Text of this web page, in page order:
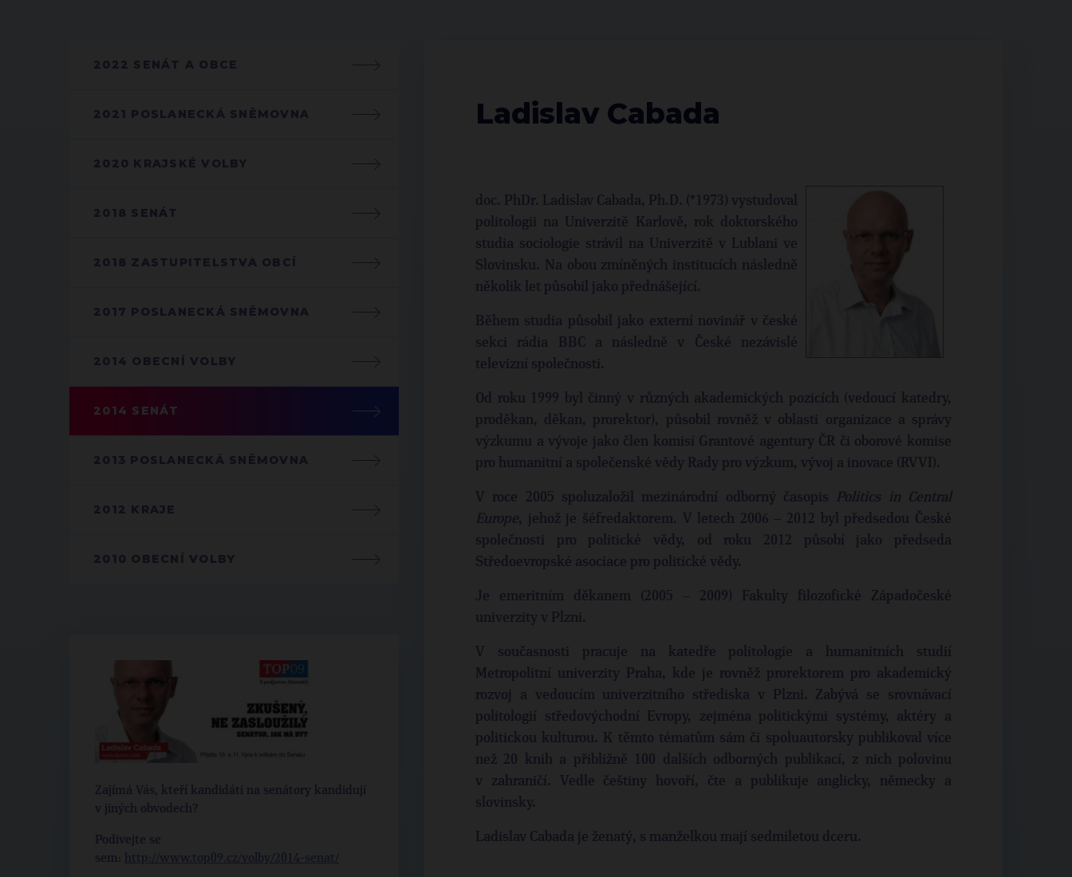
2022 SENÁT A OBCE
2021 POSLANECKÁ SNĚMOVNA
2020 KRAJSKÉ VOLBY
2018 SENÁT
2018 ZASTUPITELSTVA OBCÍ
2017 POSLANECKÁ SNĚMOVNA
2014 OBECNÍ VOLBY
2014 SENÁT
2013 POSLANECKÁ SNĚMOVNA
2012 KRAJE
2010 OBECNÍ VOLBY
Zajímá Vás, kteří kandidáti na senátory kandidují
v jiných obvodech?
Podivejte se
sem:
Ladislav Cabada
doc. PhDr. Ladislav Cabada, Ph.D. (*1973) vystudoval
politologii na Univerzitě Karlově, rok doktorského
studia sociologie strávil na Univerzitě v Lublani ve
Slovinsku. Na obou zmíněných institucích následně
několik let působil jako přednášející.
Během studia působil jako externí novinář v české
sekci rádia BBC a následně v České nezávislé
televizní společnosti.
Od roku 1999 byl činný v různých akademických pozicích (vedoucí katedry,
proděkan, děkan, prorektor), působil rovněž v oblasti organizace a správy
výzkumu a vývoje jako člen komisí Grantové agentury ČR či oborové komise
pro humanitní a společenské vědy Rady pro výzkum, vývoj a inovace (RVVI).
V roce 2005 spoluzaložil mezinárodní odborný časopis Politics in Central
Europe, jehož je šéfredaktorem. V letech 2006 – 2012 byl předsedou České
společnosti pro politické vědy, od roku 2012 působí jako předseda
Středoevropské asociace pro politické vědy.
Je emeritním děkanem (2005 – 2009) Fakulty filozofické Západočeské
univerzity v Plzni.
V současnosti pracuje na katedře politologie a humanitních studií
Metropolitní univerzity Praha, kde je rovněž prorektorem pro akademický
rozvoj a vedoucím univerzitního střediska v Plzni. Zabývá se srovnávací
politologií středovýchodní Evropy, zejména politickými systémy, aktéry a
politickou kulturou. K těmto tématům sám či spoluautorsky publikoval více
než 20 knih a přibližně 100 dalších odborných publikací, z nich polovinu
v zahraničí. Vedle češtiny hovoří, čte a publikuje anglicky, německy a
slovinsky.
Ladislav Cabada je ženatý, s manželkou mají sedmiletou dceru.